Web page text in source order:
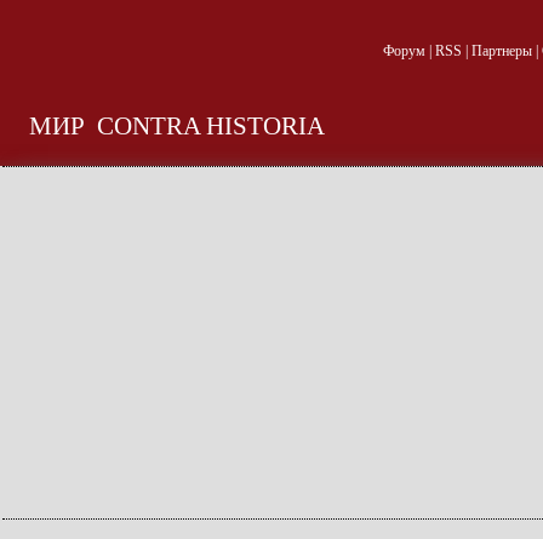
Форум| RSS Партнеры|
МИР CONTRA HISTORIA